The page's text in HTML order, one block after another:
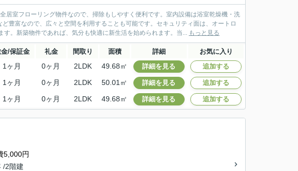
室フローリング物件なので、掃除もしやすく便利です。室内設備は浴室乾燥機・洗
豊富なので、広々と空間を利用することも可能です。セキュリティ面は、オートロ
。新築物件であれば、気分も快適に新生活を始められます。当... もっと見る
/保証金 礼金 間取り 面積 詳細 お気に入り
1ヶ月 0ヶ月 2LDK 49.68㎡ 詳細を見る 追加する
1ヶ月 0ヶ月 2LDK 50.01㎡ 詳細を見る 追加する
1ヶ月 0ヶ月 2LDK 49.68㎡ 詳細を見る 追加する
5,000円
/2階建